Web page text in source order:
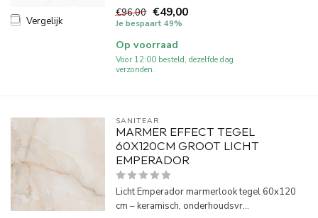
Vergelijk
€96,00 €49,00
Je bespaart 49%
Op voorraad
Voor 12:00 besteld, dezelfde dag
verzonden.
SANITEAR
MARMER EFFECT TEGEL
60X120CM GROOT LICHT
EMPERADOR
Licht Emperador marmerlook tegel 60x120
cm – keramisch, onderhoudsvr...